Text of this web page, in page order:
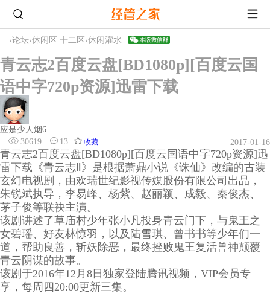
›论坛›休闲区 十二区 ›休闲灌水
青云志2百度云盘[BD1080p][百度云国
语中字720p资源]迅雷下载
应是少人烟6
30619
13 收藏 2017-01-16
青云志2百度云盘[BD1080p][百度云国语中字720p资源]迅
雷下载《青云志Ⅱ》是根据萧鼎小说《诛仙》改编的古装
玄幻电视剧，由欢瑞世纪影视传媒股份有限公司出品，
朱锐斌执导，李易峰、杨紫、赵丽颖、成毅、秦俊杰、
茅子俊等联袂主演。
该剧讲述了草庙村少年张小凡投身青云门下，与鬼王之
女碧瑶、好友林惊羽，以及陆雪琪、曾书书等少年们一
道，帮助良善，斩妖除恶，最终挫败鬼王复活兽神颠覆
青云阴谋的故事。
该剧于2016年12月8日独家登陆腾讯视频，VIP会员专
享，每周四20:00更新三集。